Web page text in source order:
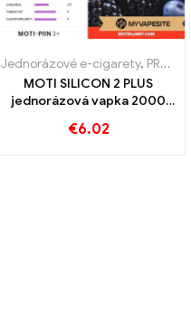
Jednorázové e-cigarety, PRODEJ %
MOTI SILICON 2 PLUS
jednorázová vapka 2000
€6.02